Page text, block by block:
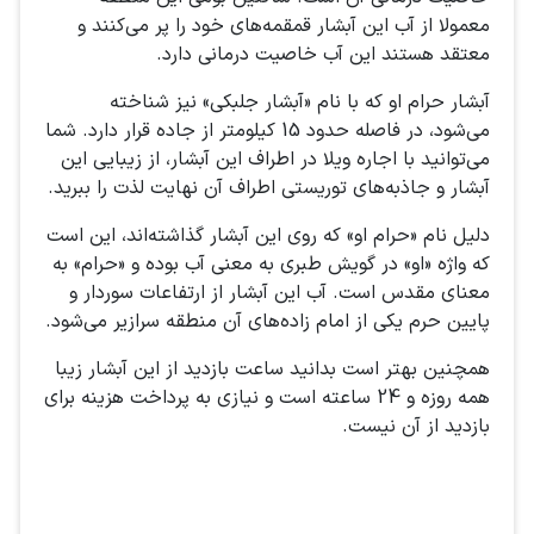
معمولا از آب این آبشار قمقمه‌های خود را پر می‌کنند و
معتقد هستند این آب خاصیت درمانی دارد.
آبشار حرام او که با نام «آبشار جلبکی» نیز شناخته
می‌شود، در فاصله حدود 15 کیلومتر از جاده قرار دارد. شما
می‌توانید با اجاره ویلا در اطراف این آبشار، از زیبایی این
آبشار و جاذبه‌های توریستی اطراف آن نهایت لذت را ببرید.
دلیل نام «حرام او» که روی این آبشار گذاشته‌اند، این است
که واژه «او» در گویش طبری به معنی آب بوده و «حرام» به
معنای مقدس است. آب این آبشار از ارتفاعات سوردار و
پایین حرم یکی از امام زاده‌های آن منطقه سرازیر می‌شود.
همچنین بهتر است بدانید ساعت بازدید از این آبشار زیبا
همه روزه و 24 ساعته است و نیازی به پرداخت هزینه برای
بازدید از آن نیست.